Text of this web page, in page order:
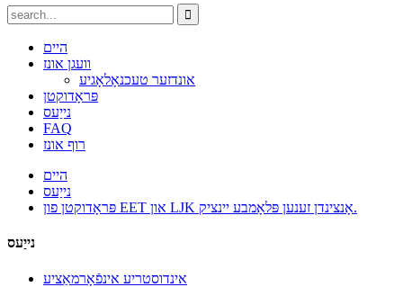
היים
וועגן אונז
אונדזער טעכנאָלאָגיע
פּראָדוקטן
נייַעס
FAQ
רוף אונז
היים
נייַעס
פּראָדוקטן פון EET און LJK אָנצינדן זענען פּלאָמבע יינציק.
נייַעס
אינדוסטריע אינפֿאָרמאַציע